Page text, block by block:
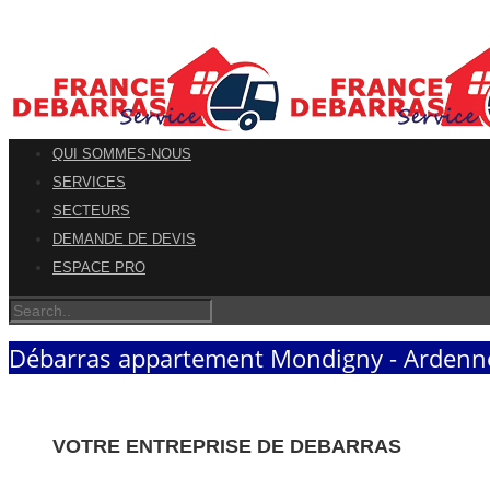
QUI SOMMES-NOUS
SERVICES
SECTEURS
DEMANDE DE DEVIS
ESPACE PRO
Débarras appartement Mondigny -
VOTRE ENTREPRISE DE DEBARRAS